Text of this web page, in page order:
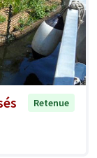
Retenue